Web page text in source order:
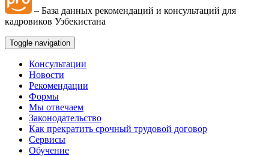
– База данных рекомендаций и консультаций для
кадровиков Узбекистана
Toggle navigation
Консультации
Новости
Рекомендации
Формы
Мы отвечаем
Законодательство
Как прекратить срочный трудовой договор
Сервисы
Обучение